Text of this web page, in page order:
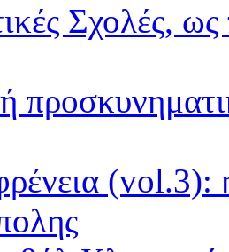
Σχολές,
(vol.3):